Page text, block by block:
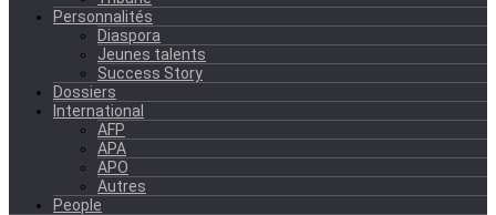
Personnalités
Diaspora
Jeunes talents
Success Story
Dossiers
International
AFP
APA
APO
Autres
People